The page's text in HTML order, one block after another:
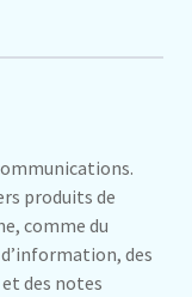
produits de
comme du
des
et des notes